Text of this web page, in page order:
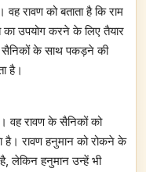
रावण को बताता है कि राम
उपयोग करने के लिए तैयार
सैनिकों के साथ पकड़ने की
है।
वह रावण के सैनिकों को
है। रावण हनुमान को रोकने के
लेकिन हनुमान उन्हें भी